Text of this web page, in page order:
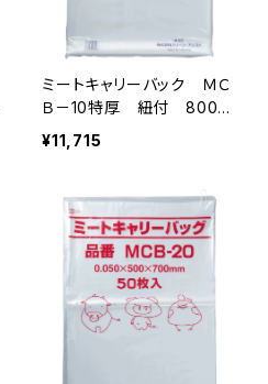
ミートキャリーバック ＭＣ
Ｂ－10特厚 紐付 800枚
（100枚×8冊）
¥11,715